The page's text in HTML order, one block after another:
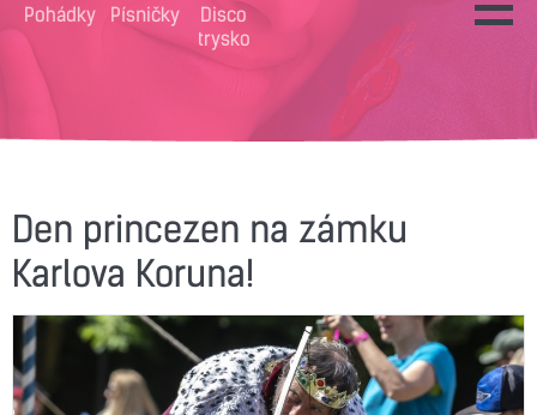
Pohádky Písničky
Disco
trysko
Den princezen na zámku
Karlova Koruna!